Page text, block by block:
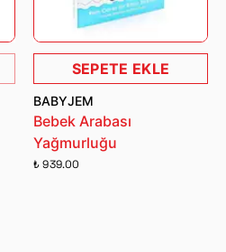
SEPETE EKLE
BABYJEM
Bebek Arabası
Yağmurluğu
₺ 939.00